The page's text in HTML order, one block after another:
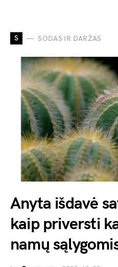
S SODAS IR DARŽAS
Anyta išdavė
kaip priversti
namų